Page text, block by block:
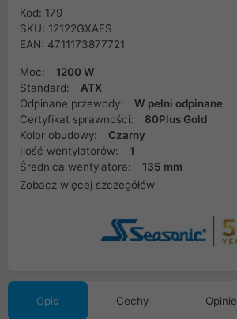
Kod: 179
SKU: 12122GXAFS
EAN: 4711173877721
Moc:
1200 W
Standard:
ATX
Odpinane przewody:
W pełni odpinane
Certyfikat sprawności:
80Plus Gold
Kolor obudowy:
Czarny
Ilość wentylatorów:
1
Średnica wentylatora:
135 mm
Zobacz więcej szczegółów
Opis Cechy Opinie